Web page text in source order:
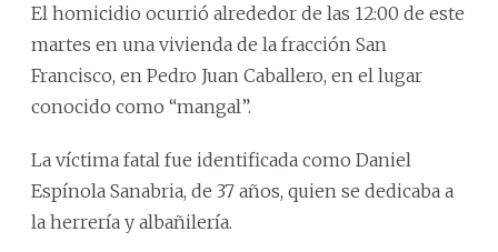
El homicidio ocurrió alrededor de las 12:00 de este
martes en una vivienda de la fracción San
Francisco, en Pedro Juan Caballero, en el lugar
conocido como “mangal”.
La víctima fatal fue identificada como Daniel
Espínola Sanabria, de 37 años, quien se dedicaba a
la herrería y albañilería.